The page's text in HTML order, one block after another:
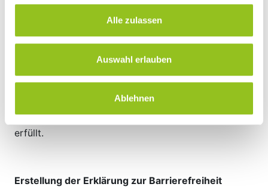
Alle zulassen
Auswahl erlauben
Ablehnen
angehalten werden und müsste bedienbar sein.
Damit ist das WCAG Erfolgskriterium 2.2.2. (Pause,
Stop, Ausblenden) nicht erfüllt.
Die Österreichkarte auf der Startseite sowie die
Inhalte und Links dahinter sind aktuell über die
der Inhalte müsste laut WCAG möglich sein, damit ist
das WCAG Erfolgskriterium 2.1.1. (Tastatur) nicht
erfüllt.
Erstellung der Erklärung zur Barrierefreiheit